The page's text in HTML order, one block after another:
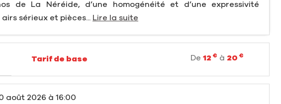
de La Néréide, d’une homogénéité et d’une expressivité
sérieux et pièces... Lire la suite
Tarif de base De12 € à 20 €
août 2026 à 16:00